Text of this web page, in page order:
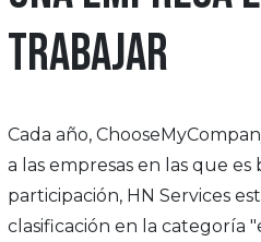
trabajar
Cada año,
a las empresas en las que
participación, HN Services
clasificación en la categoría